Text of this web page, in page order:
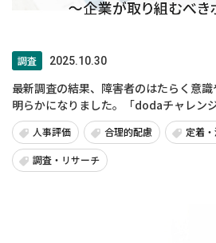
調査 2025.10.30
最新調査の結果、障害者のはたらく意
明らかになりました。「dodaチャレン
人事評価 合理的配慮 定着
調査・リサーチ